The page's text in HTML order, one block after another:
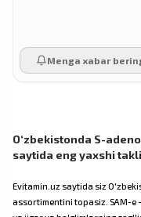
Menga xabar
O‘zbekistonda S-
saytida eng yaxshi
Evitamin.uz saytida siz
assortimentini topasiz. SAM-e